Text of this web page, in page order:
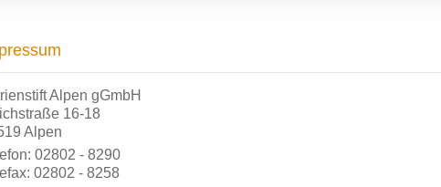
Alpen gGmbH
16-18
Alpen
02802 - 8290
02802 - 8258